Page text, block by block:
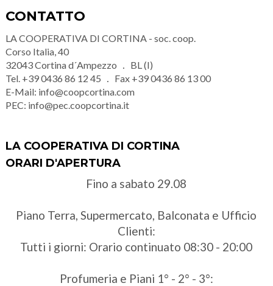
CONTATTO
LA COOPERATIVA DI CORTINA - soc. coop.
Corso Italia, 40
32043Cortina d´Ampezzo
BL (I)
Tel. +39 0436 86 12 45 Fax +39 0436 86 13 00
E-Mail: info@coopcortina.com
PEC: info@pec.coopcortina.it
LA COOPERATIVA DI CORTINA
ORARI D'APERTURA
Fino a sabato 29.08
Piano Terra, Supermercato, Balconata e Ufficio
Clienti:
Tutti i giorni: Orario continuato 08:30 - 20:00
Profumeria e Piani 1° - 2° - 3°: